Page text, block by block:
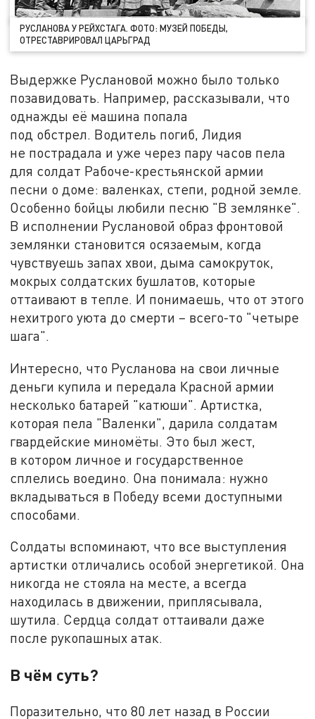
РУСЛАНОВА У РЕЙХСТАГА. ФОТО: МУЗЕЙ ПОБЕДЫ,
ОТРЕСТАВРИРОВАЛ ЦАРЬГРАД
Выдержке Руслановой можно было только
позавидовать. Например, рассказывали, что
однажды её машина попала
под обстрел. Водитель погиб, Лидия
не пострадала и уже через пару часов пела
для солдат Рабоче-крестьянской армии
песни о доме: валенках, степи, родной земле.
Особенно бойцы любили песню "В землянке".
В исполнении Руслановой образ фронтовой
землянки становится осязаемым, когда
чувствуешь запах хвои, дыма самокруток,
мокрых солдатских бушлатов, которые
оттаивают в тепле. И понимаешь, что от этого
нехитрого уюта до смерти – всего-то "четыре
шага".
Интересно, что Русланова на свои личные
деньги купила и передала Красной армии
несколько батарей "катюши". Артистка,
которая пела "Валенки", дарила солдатам
гвардейские миномёты. Это был жест,
в котором личное и государственное
сплелись воедино. Она понимала: нужно
вкладываться в Победу всеми доступными
способами.
Солдаты вспоминают, что все выступления
артистки отличались особой энергетикой. Она
никогда не стояла на месте, а всегда
находилась в движении, приплясывала,
шутила. Сердца солдат оттаивали даже
после рукопашных атак.
В чём суть?
Поразительно, что 80 лет назад в России